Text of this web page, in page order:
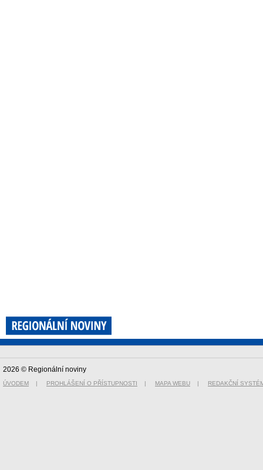
2026 © Regionální noviny
ÚVODEM | PROHLÁŠENÍ O PŘÍSTUPNOSTI | MAPA WEBU | REDAKČNÍ